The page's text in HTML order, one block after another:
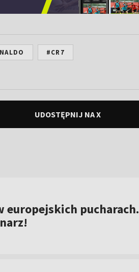
#CR7
UDOSTĘPNIJ NA X
europejskich pucharach.